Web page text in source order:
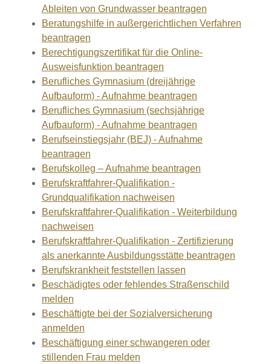
Ableiten von Grundwasser beantragen
Beratungshilfe in außergerichtlichen Verfahren
beantragen
Berechtigungszertifikat für die Online-
Ausweisfunktion beantragen
Berufliches Gymnasium (dreijährige
Aufbauform) - Aufnahme beantragen
Berufliches Gymnasium (sechsjährige
Aufbauform) - Aufnahme beantragen
Berufseinstiegsjahr (BEJ) - Aufnahme
beantragen
Berufskolleg – Aufnahme beantragen
Berufskraftfahrer-Qualifikation -
Grundqualifikation nachweisen
Berufskraftfahrer-Qualifikation - Weiterbildung
nachweisen
Berufskraftfahrer-Qualifikation - Zertifizierung
als anerkannte Ausbildungsstätte beantragen
Berufskrankheit feststellen lassen
Beschädigtes oder fehlendes Straßenschild
melden
Beschäftigte bei der Sozialversicherung
anmelden
Beschäftigung einer schwangeren oder
stillenden Frau melden